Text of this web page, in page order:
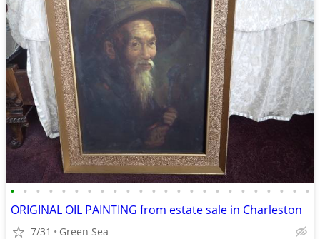
• • • • • • • • • • • • • • • • • • • • • • • •
ORIGINAL OIL PAINTING from estate sale in Charleston
7/31 Green Sea